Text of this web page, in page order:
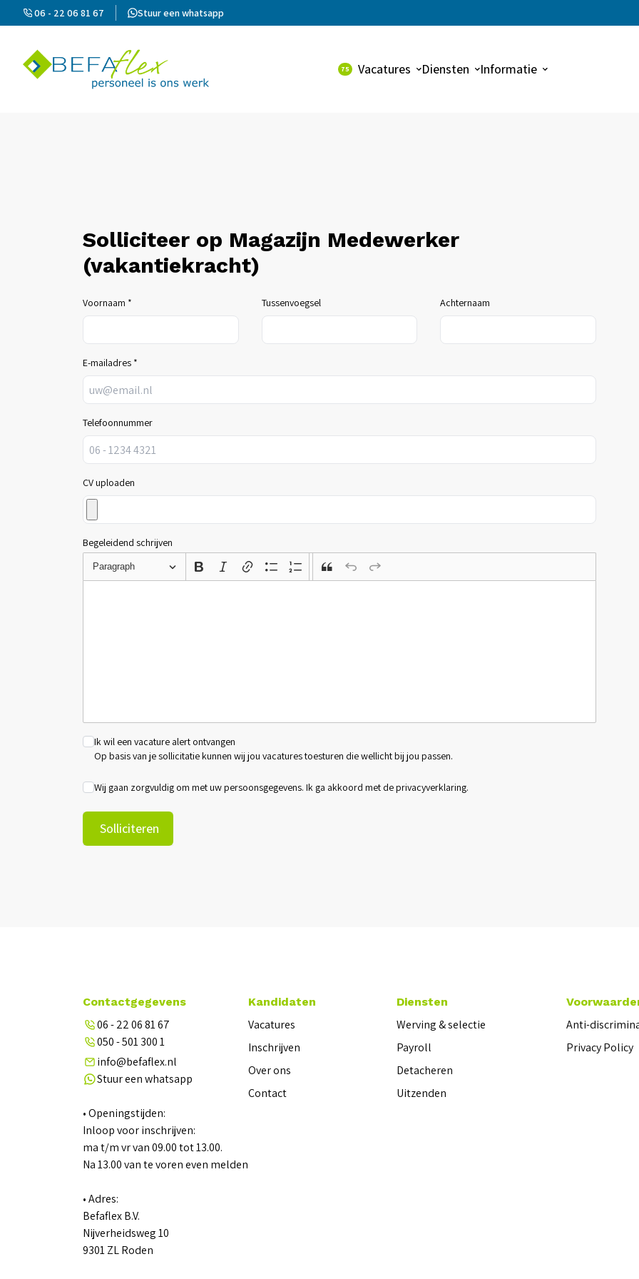
06 - 22 06 81 67 Stuur een whatsapp
75 Vacatures Diensten Informatie
Solliciteer op Magazijn Medewerker
(vakantiekracht)
Voornaam * Tussenvoegsel Achternaam
E-mailadres *
Telefoonnummer
CV uploaden
Begeleidend schrijven
Paragraph
Ik wil een vacature alert ontvangen
Op basis van je sollicitatie kunnen wij jou vacatures toesturen die wellicht bij jou passen.
Wij gaan zorgvuldig om met uw persoonsgegevens. Ik ga akkoord met deprivacyverklaring.
Solliciteren
Contactgegevens
06 - 22 06 81 67
050 - 501 300 1
info@befaflex.nl
Stuur een whatsapp
• Openingstijden:
Inloop voor inschrijven:
ma t/m vr van 09.00 tot 13.00.
Na 13.00 van te voren even melden
• Adres:
Befaflex B.V.
Nijverheidsweg 10
9301 ZL Roden
Kandidaten
Vacatures
Inschrijven
Over ons
Contact
Diensten
Werving & selectie
Payroll
Detacheren
Uitzenden
Anti-
Privacy Policy